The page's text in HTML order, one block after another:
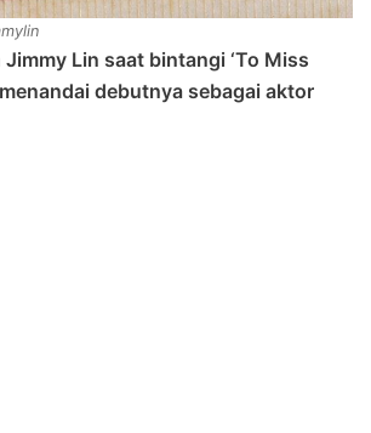
Lin saat bintangi ‘To Miss
debutnya sebagai aktor